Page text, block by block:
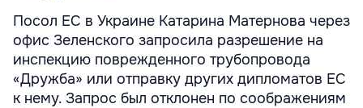
Посол ЕС в Украине Катарина Матернова через
офис Зеленского запросила разрешение на
инспекцию поврежденного трубопровода
«Дружба» или отправку других дипломатов ЕС
к нему. Запрос был отклонен по соображениям